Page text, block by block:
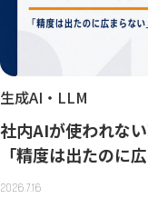
生成AI・LLM
社内AIが使われな
「精度は出たのに
える
2026.7.16